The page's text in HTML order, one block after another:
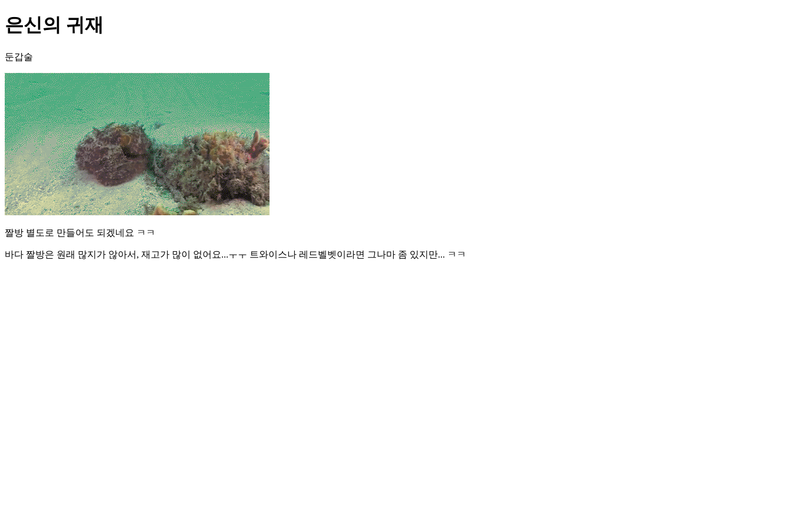
은신의 귀재
둔갑술
짤방 별도로 만들어도 되겠네요 ㅋㅋ
바다 짤방은 원래 많지가 않아서, 재고가 많이 없어요...ㅜㅜ 트와이스나 레드벨벳이라면 그나마 좀 있지만... ㅋㅋ